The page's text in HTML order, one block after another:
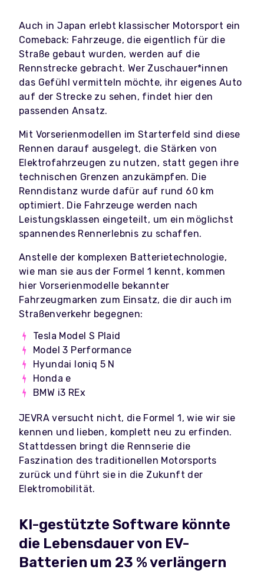
Auch in Japan erlebt klassischer Motorsport ein
Comeback: Fahrzeuge, die eigentlich für die
Straße gebaut wurden, werden auf die
Rennstrecke gebracht. Wer Zuschauer*innen
das Gefühl vermitteln möchte, ihr eigenes Auto
auf der Strecke zu sehen, findet hier den
passenden Ansatz.
Mit Vorserienmodellen im Starterfeld sind diese
Rennen darauf ausgelegt, die Stärken von
Elektrofahrzeugen zu nutzen, statt gegen ihre
technischen Grenzen anzukämpfen. Die
Renndistanz wurde dafür auf rund 60 km
optimiert. Die Fahrzeuge werden nach
Leistungsklassen eingeteilt, um ein möglichst
spannendes Rennerlebnis zu schaffen.
Anstelle der komplexen Batterietechnologie,
wie man sie aus der Formel 1 kennt, kommen
hier Vorserienmodelle bekannter
Fahrzeugmarken zum Einsatz, die dir auch im
Straßenverkehr begegnen:
Tesla Model S Plaid
Model 3 Performance
Hyundai Ioniq 5 N
Honda e
BMW i3 REx
JEVRA versucht nicht, die Formel 1, wie wir sie
kennen und lieben, komplett neu zu erfinden.
Stattdessen bringt die Rennserie die
Faszination des traditionellen Motorsports
zurück und führt sie in die Zukunft der
Elektromobilität.
KI-gestützte Software könnte
die Lebensdauer von EV-
Batterien um 23 % verlängern